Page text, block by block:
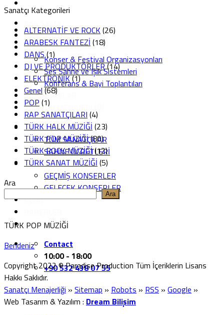
HAKKIMIZDA
HİZMETLERİMİZ
Konser & Festival Organizasyonları
Ses Sahne ve Işık Sistemleri
Konferans & Bayi Toplantıları
REFERANSLAR
SANATÇI MENAJERLİĞİ
SANATÇILAR
TÜM SANATÇILAR
SAHNE ÜCRETLERİ
KONSERLER
GEÇMİŞ KONSERLER
GELECEK KONSERLER
BLOG
İLETİŞİM
Contact
10:00 - 18:00
+90 532 438 07 55‬
Sanatçı Kategorileri
ALTERNATİF VE ROCK (26)
ARABESK FANTEZİ (18)
DANS (1)
DJ VE PRODÜKTÖRLER(14)
ELEKTRONİK(1)
Genel (68)
POP (1)
RAP SANATÇILARI (4)
TÜRK HALK MÜZİĞİ (23)
TÜRK POP MÜZİĞİ(80)
TÜRK ROCK MÜZİĞİ(12)
TÜRK SANAT MÜZİĞİ (5)
Ara
Ara
TÜRK POP MÜZİĞİ
Bendeniz
Copyright 2022 © Paradise Production Tüm İçeriklerin Lisans
Hakkı Saklıdır.
Sanatçı Menajerliği » Sitemap » Robots » RSS » Google »
Web Tasarım & Yazılım : Dream Bilişim